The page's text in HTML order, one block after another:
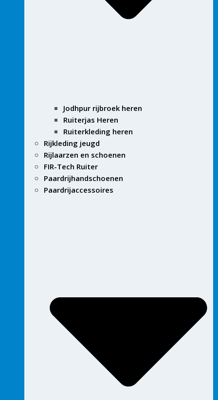
Jodhpur rijbroek heren
Ruiterjas Heren
Ruiterkleding heren
Rijkleding jeugd
Rijlaarzen en schoenen
FIR-Tech Ruiter
Paardrijhandschoenen
Paardrijaccessoires